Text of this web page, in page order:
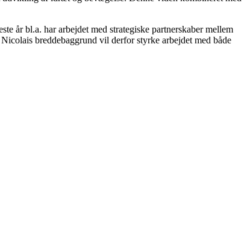
år bl.a. har arbejdet med strategiske partnerskaber mellem
breddebaggrund vil derfor styrke arbejdet med både